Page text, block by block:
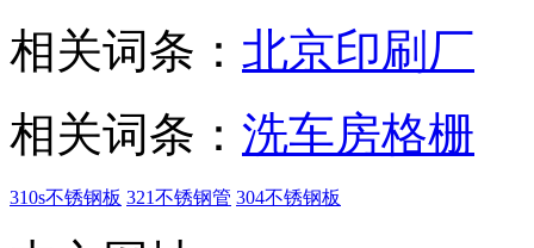
相关词条： 北京印刷厂
相关词条： 洗车房格栅
310s不锈钢板 321不锈钢管 304不锈钢板